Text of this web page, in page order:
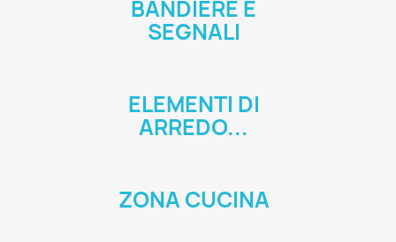
BANDIERE E
SEGNALI
ELEMENTI DI
ARREDO...
ZONA CUCINA